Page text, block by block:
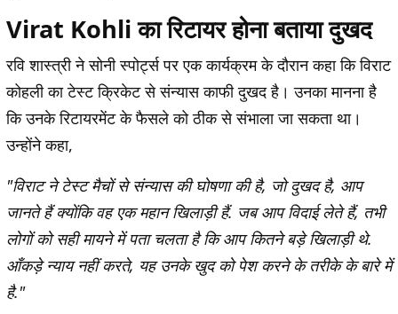
Virat Kohli का रिटायर होना बताया दुखद
रवि शास्त्री नेसोनी स्पोर्ट्स पर एक कार्यक्रम के दौरान कहा कि विराट
कोहली का टेस्ट क्रिकेट से संन्यास काफी दुखद है। उनका मानना है
कि उनके रिटायरमेंट के फैसले को ठीक से संभाला जा सकता था।
उन्होंने कहा,
"विराट ने टेस्ट मैचों से संन्यास की घोषणा की है, जो दुखद है, आप
जानते हैं क्योंकि वह एक महान खिलाड़ी हैं. जब आप विदाई लेते हैं, तभी
लोगों को सही मायने में पता चलता है कि आप कितने बड़े खिलाड़ी थे.
आँकड़े न्याय नहीं करते, यह उनके खुद को पेश करने के तरीके के बारे में
है."